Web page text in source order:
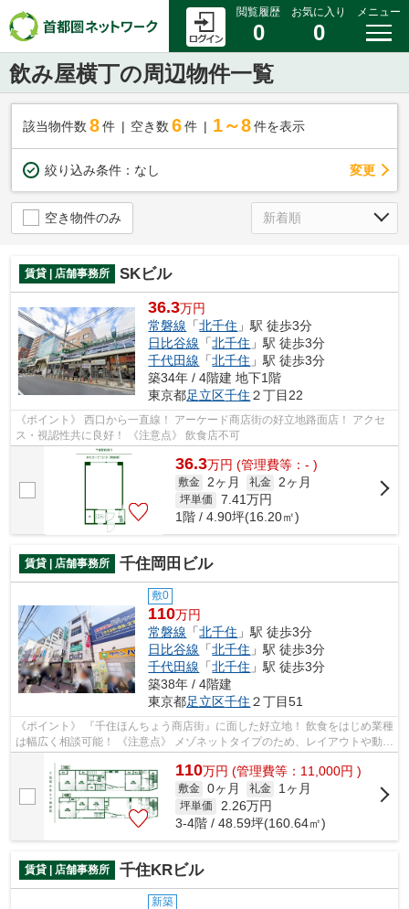
閲覧履歴
0
お気に入り
0
メニュー
飲み屋横丁の周辺物件一覧
該当物件数 8件 空き数 6 件 1～8 件を表示
絞り込み条件： なし 変更
空き物件のみ
賃貸 | 店舗事務所 SKビル
36.3万円
常磐線 「北千住 」駅 徒歩3分
日比谷線 「北千住 」駅 徒歩3分
千代田線 「北千住 」駅 徒歩3分
築34年 / 4階建 地下1階
東京都足立区千住 ２丁目22
《ポイント》 西口から一直線！ アーケード商店街の好立地路面店！ アクセ
ス・視認性共に良好！ 《注意点》 飲食店不可
36.3万円 (管理費等：- )
敷金 2ヶ月 礼金 2ヶ月
坪単価 7.41万円
1階 / 4.90坪(16.20㎡)
賃貸 | 店舗事務所 千住岡田ビル
敷0
110万円
常磐線 「北千住 」駅 徒歩3分
日比谷線 「北千住 」駅 徒歩3分
千代田線 「北千住 」駅 徒歩3分
築38年 / 4階建
東京都足立区千住 ２丁目51
《ポイント》 『千住ほんちょう商店街』に面した好立地！ 飲食をはじめ業種
は幅広く相談可能！ 《注意点》 メゾネットタイプのため、レイアウトや動線
110万円 (管理費等：11,000円 )
敷金 0ヶ月 礼金 1ヶ月
坪単価 2.26万円
3-4階 / 48.59坪(160.64㎡)
賃貸 | 店舗事務所 千住KRビル
新築